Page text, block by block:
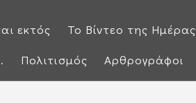
εκτός Το Βίντεο της Ημέρας
Πολιτισμός Αρθρογράφοι